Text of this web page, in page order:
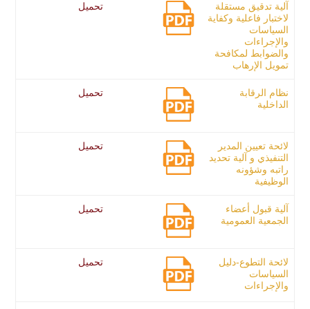
آلية تدقيق مستقلة
لاختبار فاعلية وكفاية
السياسات
والإجراءات
والضوابط لمكافحة
تمويل الإرهاب
تحميل
نظام الرقابة
الداخلية
تحميل
لائحة تعيين المدير
التنفيذي و آلية تحديد
راتبه وشؤونه
الوظيفية
تحميل
آلية قبول أعضاء
الجمعية العمومية
تحميل
لائحة التطوع-دليل
السياسات
والإجراءات
تحميل